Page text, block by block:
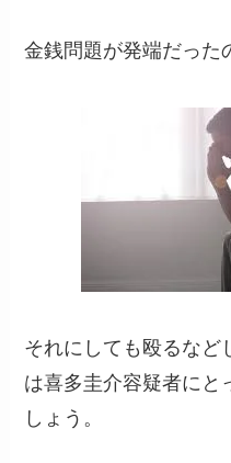
金銭問題が発端だった
それにしても殴るなど
は喜多圭介容疑者にと
しょう。